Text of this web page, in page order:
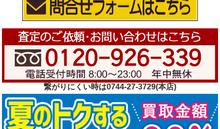
繋がりにくい時は0744-27-3729(本店)